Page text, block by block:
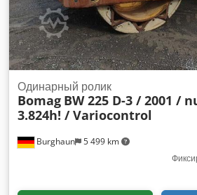
Burghaun 5 499 km
Одинарный ролик
Bomag BW 225 D-3 / 2001 /
3.824h! / Variocontrol